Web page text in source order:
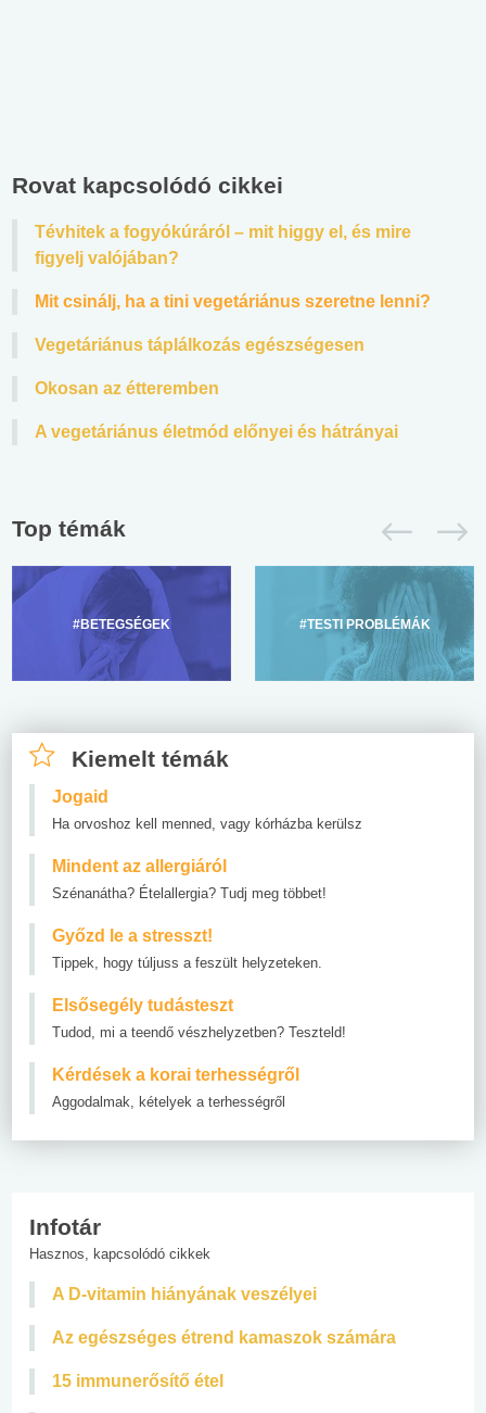
Rovat kapcsolódó cikkei
Tévhitek a fogyókúráról – mit higgy el, és mire
figyelj valójában?
Mit csinálj, ha a tini vegetáriánus szeretne lenni?
Vegetáriánus táplálkozás egészségesen
Okosan az étteremben
A vegetáriánus életmód előnyei és hátrányai
Top témák
#BETEGSÉGEK #TESTI PROBLÉMÁK
Kiemelt témák
Jogaid
Ha orvoshoz kell menned, vagy kórházba kerülsz
Mindent az allergiáról
Szénanátha? Ételallergia? Tudj meg többet!
Győzd le a stresszt!
Tippek, hogy túljuss a feszült helyzeteken.
Elsősegély tudásteszt
Tudod, mi a teendő vészhelyzetben? Teszteld!
Kérdések a korai terhességről
Aggodalmak, kételyek a terhességről
Infotár
Hasznos, kapcsolódó cikkek
A D-vitamin hiányának veszélyei
Az egészséges étrend kamaszok számára
15 immunerősítő étel